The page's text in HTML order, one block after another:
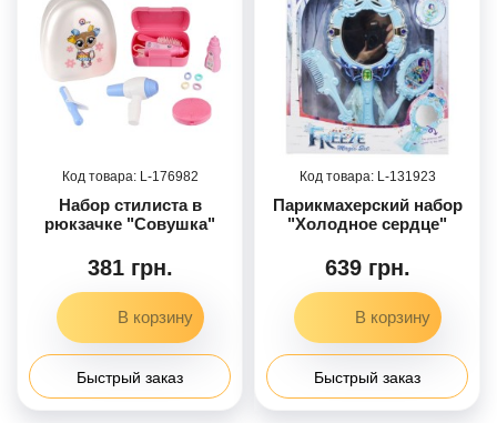
176982
Набор стилиста в
рюкзачке "Совушка"
381 грн.
Быстрый заказ
131923
Парикмахерский набор
"Холодное сердце"
639 грн.
Быстрый заказ